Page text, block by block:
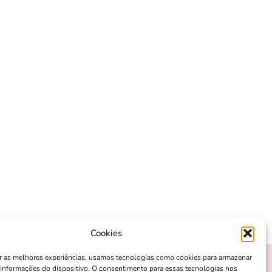
Cookies
as melhores experiências, usamos tecnologias como cookies para armazenar
do dispositivo. O consentimento para essas tecnologias nos